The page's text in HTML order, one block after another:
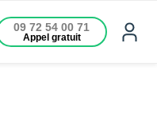
09 72 54 00 71
Appel gratuit